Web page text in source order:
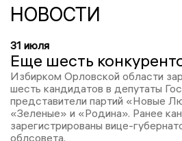
НОВОСТИ
31 июля
Избирком Орловской области
шесть кандидатов в депутаты
представители партий «Новые
«Зеленые» и «Родина». Ранее
зарегистрированы вице-
облсовета.